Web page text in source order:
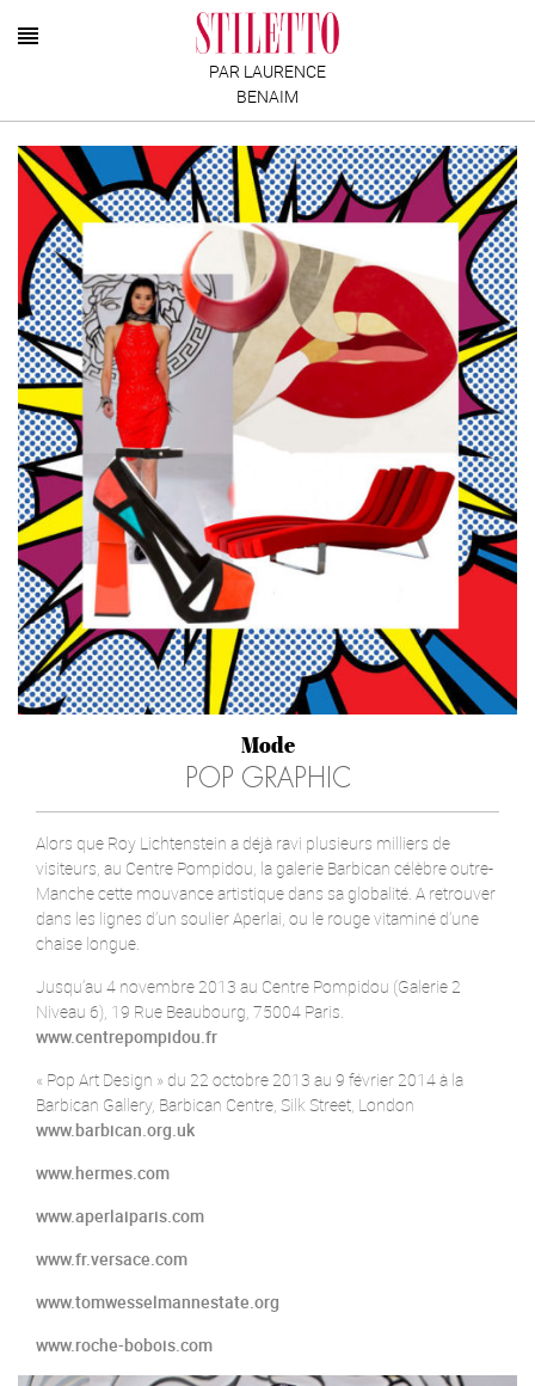
PAR LAURENCE
BENAIM
Mode
POP GRAPHIC
Alors que Roy Lichtenstein a déjà ravi plusieurs milliers de
visiteurs, au Centre Pompidou, la galerie Barbican célèbre outre-
Manche cette mouvance artistique dans sa globalité. A retrouver
dans les lignes d’un soulier Aperlai, ou le rouge vitaminé d’une
chaise longue.
Jusqu’au 4 novembre 2013 au Centre Pompidou (Galerie 2
Niveau 6), 19 Rue Beaubourg, 75004 Paris.
www.centrepompidou.fr
« Pop Art Design » du 22 octobre 2013 au 9 février 2014 à la
Barbican Gallery, Barbican Centre, Silk Street, London ‎
www.barbican.org.uk
www.hermes.com
www.aperlaiparis.com
www.fr.versace.com
www.tomwesselmannestate.org
www.roche-bobois.com